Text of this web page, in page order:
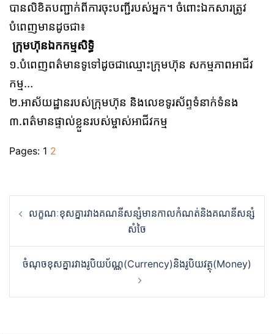
បានលិខិតបញ្ជាក់ពីការចុះបញ្ជីរបស់អ្នក។ ចំពោះឯកសារត្រូវ
បំពេញមានដូចជា៖
ក្រុមហ៊ុនឯកកម្មសិទ្ធិ
១.បំពេញពត៌មានទូទៅដូចជាឈ្មោះក្រុមហ៊ុន សកម្មភាពអាជីវ
កម្ម…
២.អាស័យដ្ឋានរបស់ក្រុមហ៊ុន និងលេខទូរស័ព្ទទំនាក់ទំនង
៣.ពត៌មានផ្ទាល់ខ្លួនរបស់ម្ចាស់អាជីវកម្ម
Pages: 1 2
navigation
លក្ខណៈខុសគ្នារវាងគណនីសន្សំមានកាលកំណត់និងគណនីសន្សំ
សំចៃ
ចំណុចខុសគ្នារវាងរូបិយប័ណ្ណ(Currency)និងរូបិយវត្ថុ(Money)